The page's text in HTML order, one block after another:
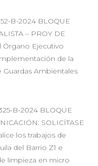
B-2024 BLOQUE
– PROY DE
Órgano Ejecutivo
de la
Guardas Ambientales
B-2024 BLOQUE
SOLICÍTASE
los trabajos de
del Barrio Z1 e
limpieza en micro